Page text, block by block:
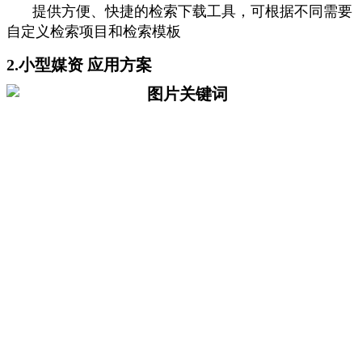
提供方便、快捷的检索下载工具，可根据不同需要
自定义检索项目和检索模板
2.小型媒资 应用方案